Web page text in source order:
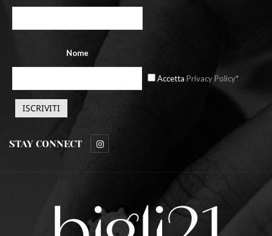
Nome
Accetta Privacy Policy*
STAY CONNECT